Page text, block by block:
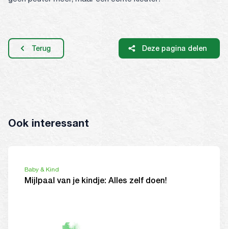
Terug Deze pagina delen
Ook interessant
Baby & Kind
Mijlpaal van je kindje: Alles zelf doen!